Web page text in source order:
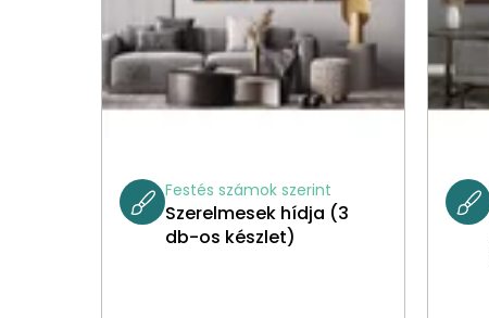
Festés számok szerint
Szerelmesek hídja (3
db-os készlet)